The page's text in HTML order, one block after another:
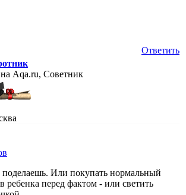
Ответить
Aqa.ru, Советник
поделаешь. Или покупать нормальный
ребенка перед фактом - или светить